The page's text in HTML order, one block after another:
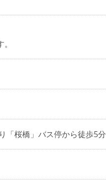
「桜橋」バス停から徒歩5分